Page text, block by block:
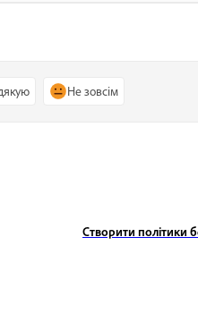
Не зовсім
Створити політики